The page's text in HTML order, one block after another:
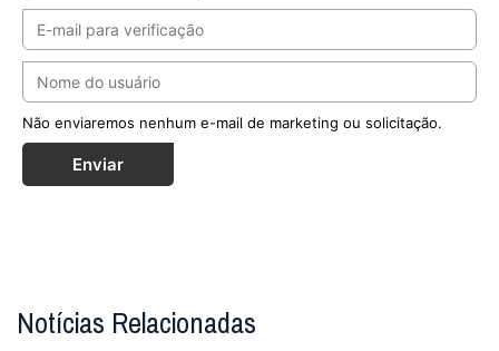
Não enviaremos nenhum e-mail de marketing ou solicitação.
Enviar
Notícias Relacionadas